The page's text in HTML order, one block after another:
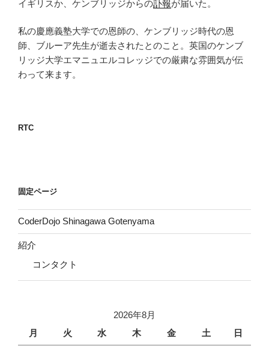
イギリスか、ケンブリッジからの訃報が届いた。
私の慶應義塾大学での恩師の、ケンブリッジ時代の恩
師、ブルーア先生が逝去されたとのこと。英国のケンブ
リッジ大学エマニュエルコレッジでの厳粛な雰囲気が伝
わって来ます。
RTC
固定ページ
CoderDojo Shinagawa Gotenyama
紹介
コンタクト
2026年8月
月
火 水 木 金 土 日